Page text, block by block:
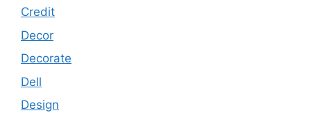
Credit
Decor
Decorate
Dell
Design